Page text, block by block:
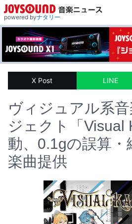
powered byナタリー
X Post LINE
ヴィジュアル系
ジェクト「Visual
動、0.1gの誤算・
楽曲提供